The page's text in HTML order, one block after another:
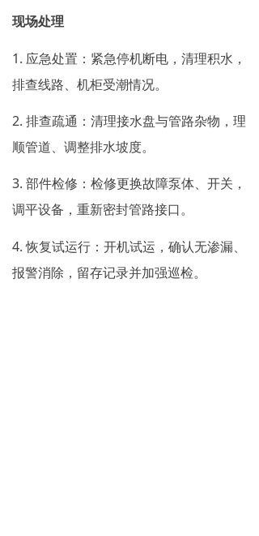
现场处理
1. 应急处置：紧急停机断电，清理积水，
排查线路、机柜受潮情况。
2. 排查疏通：清理接水盘与管路杂物，理
顺管道、调整排水坡度。
3. 部件检修：检修更换故障泵体、开关，
调平设备，重新密封管路接口。
4. 恢复试运行：开机试运，确认无渗漏、
报警消除，留存记录并加强巡检。